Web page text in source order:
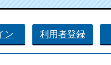
ン 利用者登録